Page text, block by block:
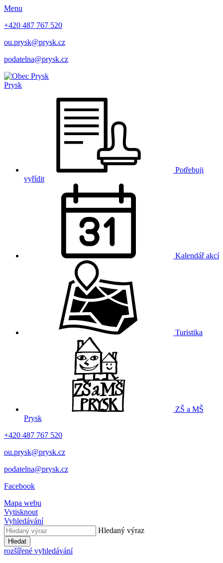
Menu
+420 487 767 520
ou.prysk@prysk.cz
podatelna@prysk.cz
Prysk
Potřebuji
vyřídit
Kalendář akcí
Turistika
ZŠ a MŠ
Prysk
+420 487 767 520
ou.prysk@prysk.cz
podatelna@prysk.cz
Facebook
Mapa webu
Vytisknout
Vyhledávání
Hledaný výraz
Hledat
rozšířené vyhledávání